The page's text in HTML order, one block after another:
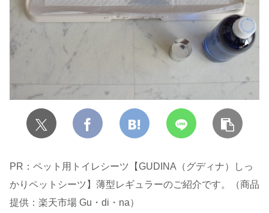
PR：ペット用トイレシーツ【GUDINA（グディナ）しっ
かりペットシーツ】薄型レギュラーのご紹介です。（商品
提供：楽天市場 Gu・di・na）